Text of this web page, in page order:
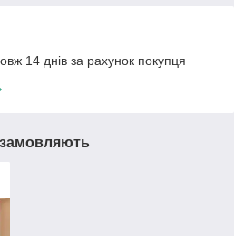
14 днів за рахунок покупця